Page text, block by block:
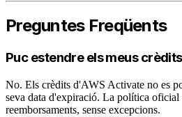
Preguntes Freqüents
Puc estendre els meus
No. Els crèdits d'AWS Activate no es
seva data d'expiració. La política oficial
reemborsaments, sense excepcions.